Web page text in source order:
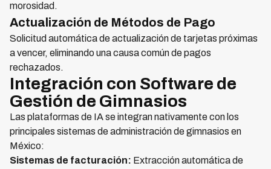
morosidad.
Actualización de Métodos de Pago
Solicitud automática de actualización de tarjetas próximas
a vencer, eliminando una causa común de pagos
rechazados.
Integración con Software de
Gestión de Gimnasios
Las plataformas de IA se integran nativamente con los
principales sistemas de administración de gimnasios en
México:
Sistemas de facturación: Extracción automática de